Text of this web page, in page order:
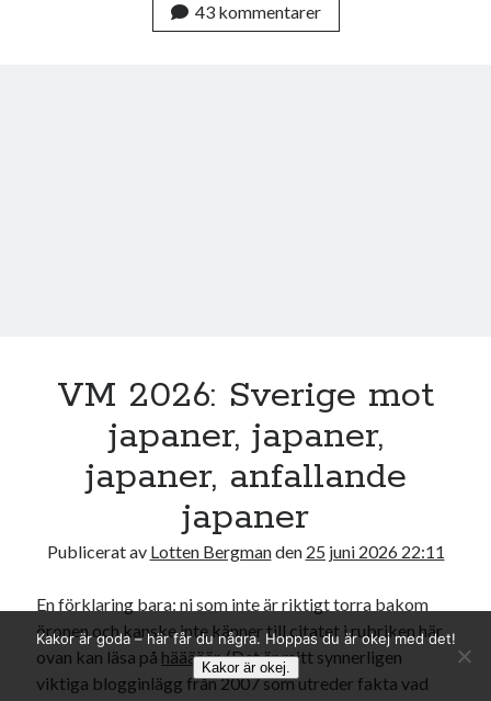
43 kommentarer
VM 2026: Sverige mot
japaner, japaner,
japaner, anfallande
japaner
Publicerat av Lotten Bergmanden 25 juni 2026 22:11
En förklaring bara: ni som inte är riktigt torra bakom
öronen och kanske inte känner till citatet i rubriken här
ovan kan läsa på hääääär. (Det är mitt synnerligen
viktiga blogginlägg från 2007 som utreder fakta vad
Kakor är goda – här får du några. Hoppas du är okej med det!
Kakor är okej.